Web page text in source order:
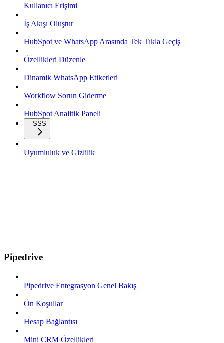
Kullanıcı Erişimi
İş Akışı Oluştur
HubSpot ve WhatsApp Arasında Tek Tıkla Geçiş
Özellikleri Düzenle
Dinamik WhatsApp Etiketleri
Workflow Sorun Giderme
HubSpot Analitik Paneli
SSS
Uyumluluk ve Gizlilik
Pipedrive
Pipedrive Entegrasyon Genel Bakış
Ön Koşullar
Hesap Bağlantısı
Mini CRM Özellikleri